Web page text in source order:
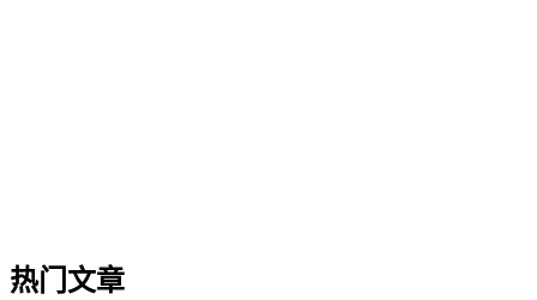
热门文章